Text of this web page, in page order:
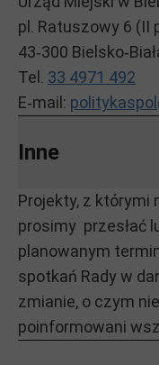
pl. Ratuszowy 6 (II
43‑300
Tel. 33 4971 492
E‑mail:
Inne
Projekty, z którymi
prosimy przesłać
planowanym
spotkań Rady w
zmianie, o czym
poinformowani